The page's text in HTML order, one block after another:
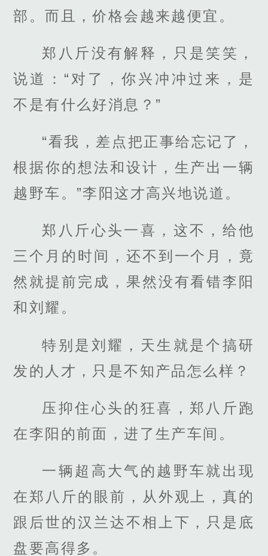
部。而且，价格会越来越便宜。
郑八斤没有解释，只是笑笑，
说道：“对了，你兴冲冲过来，是
不是有什么好消息？”
“看我，差点把正事给忘记了，
根据你的想法和设计，生产出一辆
越野车。”李阳这才高兴地说道。
郑八斤心头一喜，这不，给他
三个月的时间，还不到一个月，竟
然就提前完成，果然没有看错李阳
和刘耀。
特别是刘耀，天生就是个搞研
发的人才，只是不知产品怎么样？
压抑住心头的狂喜，郑八斤跑
在李阳的前面，进了生产车间。
一辆超高大气的越野车就出现
在郑八斤的眼前，从外观上，真的
跟后世的汉兰达不相上下，只是底
盘要高得多。